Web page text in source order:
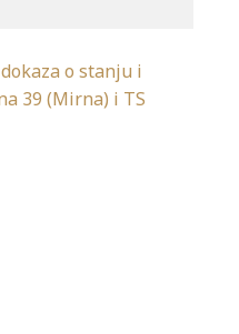
o stanju i
39 (Mirna) i TS